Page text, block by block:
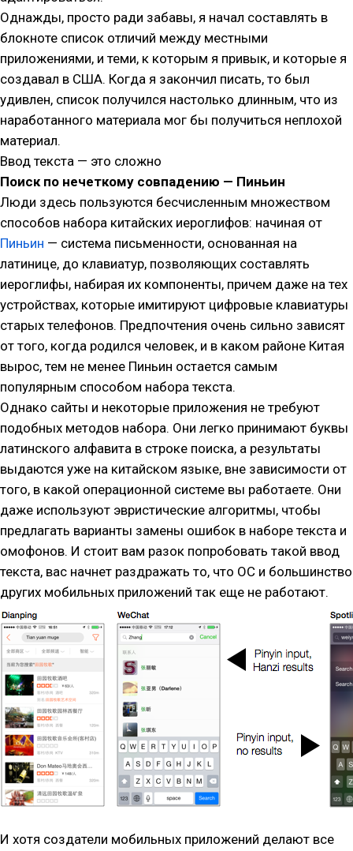
Однажды, просто ради забавы, я начал составлять в
блокноте список отличий между местными
приложениями, и теми, к которым я привык, и которые я
создавал в США. Когда я закончил писать, то был
удивлен, список получился настолько длинным, что из
наработанного материала мог бы получиться неплохой
материал.
Ввод текста — это сложно
Поиск по нечеткому совпадению — Пиньин
Люди здесь пользуются бесчисленным множеством
способов набора китайских иероглифов: начиная от
Пиньин — система письменности, основанная на
латинице, до клавиатур, позволяющих составлять
иероглифы, набирая их компоненты, причем даже на тех
устройствах, которые имитируют цифровые клавиатуры
старых телефонов. Предпочтения очень сильно зависят
от того, когда родился человек, и в каком районе Китая
вырос, тем не менее Пиньин остается самым
популярным способом набора текста.
Однако сайты и некоторые приложения не требуют
подобных методов набора. Они легко принимают буквы
латинского алфавита в строке поиска, а результаты
выдаются уже на китайском языке, вне зависимости от
того, в какой операционной системе вы работаете. Они
даже используют эвристические алгоритмы, чтобы
предлагать варианты замены ошибок в наборе текста и
омофонов. И стоит вам разок попробовать такой ввод
текста, вас начнет раздражать то, что ОС и большинство
других мобильных приложений так еще не работают.
И хотя создатели мобильных приложений делают все